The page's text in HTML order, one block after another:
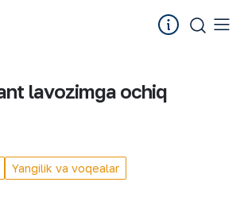
lavozimga ochiq
Yangilik va voqealar